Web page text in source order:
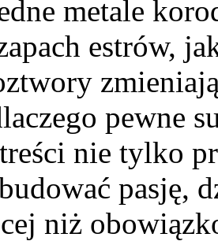
metale
estrów,
pewne
nie tylko
pasję,
niż